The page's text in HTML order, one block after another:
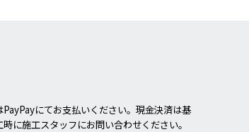
にてお支払いください。現金決済は基
に施工スタッフにお問い合わせください。